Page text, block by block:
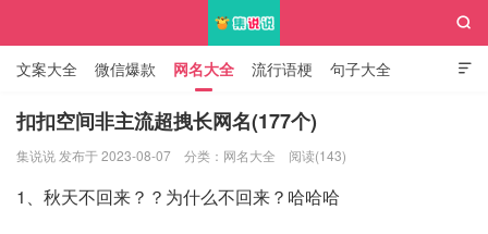

文案大全 微信爆款 网名大全 流行语梗 句子大全
知识大全

扣扣空间非主流超拽长网名(177个)
集说说 发布于 2023-08-07 分类： 网名大全 阅读(143)
1、秋天不回来？？为什么不回来？哈哈哈